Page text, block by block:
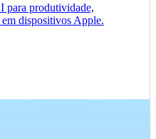
para produtividade,
dispositivos Apple.